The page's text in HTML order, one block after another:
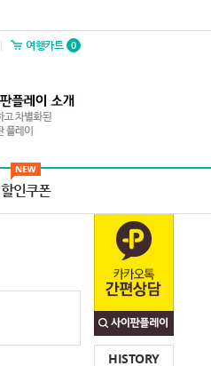
여행카트 0
할인쿠폰
HISTORY